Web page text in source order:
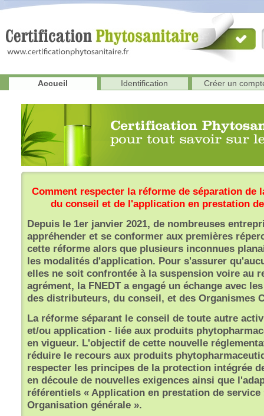
Accueil Identification Créer un
Comment respecter la réforme de séparation de
du conseil et de l'application en prestation
Depuis le 1er janvier 2021, de nombreuses
appréhender et se conformer aux premières
cette réforme alors que plusieurs inconnues
les modalités d'application. Pour s'assurer
elles ne soit confrontée à la suspension voire au
agrément, la FNEDT a engagé un échange avec
des distributeurs, du conseil, et des Organismes
La réforme séparant le conseil de toute autre
et/ou application - liée aux produits
en vigueur. L'objectif de cette nouvelle
réduire le recours aux produits
respecter les principes de la protection intégrée
en découle de nouvelles exigences ainsi que
référentiels « Application en prestation de service
Organisation générale ».